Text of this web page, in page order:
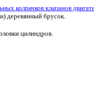
колпачков клапанов
деревянный брусок.
цилиндров.